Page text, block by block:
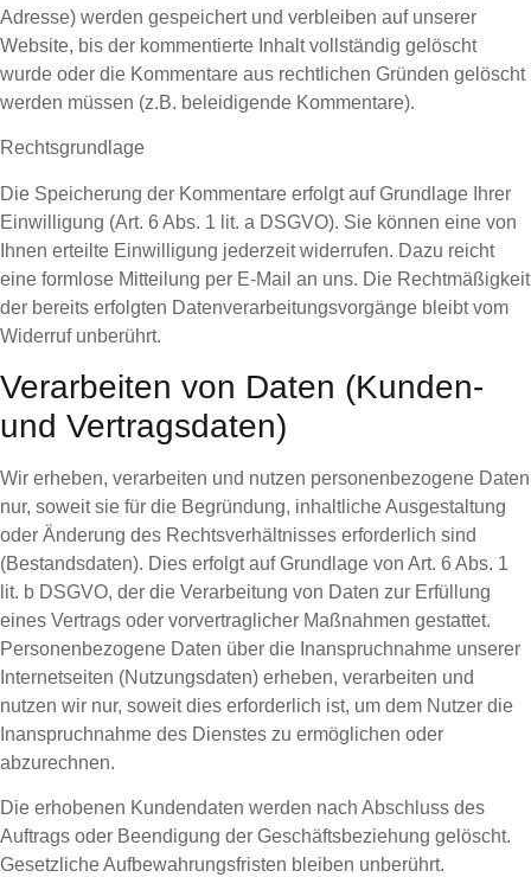
Adresse) werden gespeichert und verbleiben auf unserer
Website, bis der kommentierte Inhalt vollständig gelöscht
wurde oder die Kommentare aus rechtlichen Gründen gelöscht
werden müssen (z.B. beleidigende Kommentare).
Rechtsgrundlage
Die Speicherung der Kommentare erfolgt auf Grundlage Ihrer
Einwilligung (Art. 6 Abs. 1 lit. a DSGVO). Sie können eine von
Ihnen erteilte Einwilligung jederzeit widerrufen. Dazu reicht
eine formlose Mitteilung per E-Mail an uns. Die Rechtmäßigkeit
der bereits erfolgten Datenverarbeitungsvorgänge bleibt vom
Widerruf unberührt.
Verarbeiten von Daten (Kunden-
und Vertragsdaten)
Wir erheben, verarbeiten und nutzen personenbezogene Daten
nur, soweit sie für die Begründung, inhaltliche Ausgestaltung
oder Änderung des Rechtsverhältnisses erforderlich sind
(Bestandsdaten). Dies erfolgt auf Grundlage von Art. 6 Abs. 1
lit. b DSGVO, der die Verarbeitung von Daten zur Erfüllung
eines Vertrags oder vorvertraglicher Maßnahmen gestattet.
Personenbezogene Daten über die Inanspruchnahme unserer
Internetseiten (Nutzungsdaten) erheben, verarbeiten und
nutzen wir nur, soweit dies erforderlich ist, um dem Nutzer die
Inanspruchnahme des Dienstes zu ermöglichen oder
abzurechnen.
Die erhobenen Kundendaten werden nach Abschluss des
Auftrags oder Beendigung der Geschäftsbeziehung gelöscht.
Gesetzliche Aufbewahrungsfristen bleiben unberührt.